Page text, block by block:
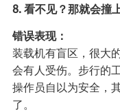
8. 看不见？那就会撞
错误表现：
装载机有盲区，很大
会有人受伤。步行的
操作员自以为安全，
了。